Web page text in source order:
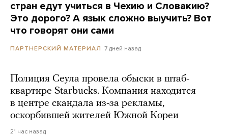
стран едут учиться в Чехию и Словакию?
Это дорого? А язык сложно выучить? Вот
что говорят они сами
ПАРТНЕРСКИЙ МАТЕРИАЛ 7 дней назад
Полиция Сеула провела обыски в штаб-
квартире Starbucks. Компания находится
в центре скандала из-за рекламы,
оскорбившей жителей Южной Кореи
21 час назад